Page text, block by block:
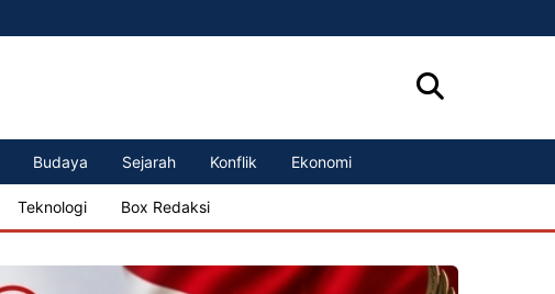
Budaya Sejarah Konflik Ekonomi
Teknologi Box Redaksi